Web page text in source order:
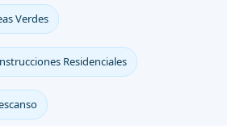
Verdes
Residenciales